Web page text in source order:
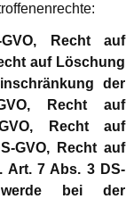
Recht auf
auf Löschung
der
Recht auf
Recht auf
GVO, Recht auf
Art. 7 Abs. 3 DS-
bei der